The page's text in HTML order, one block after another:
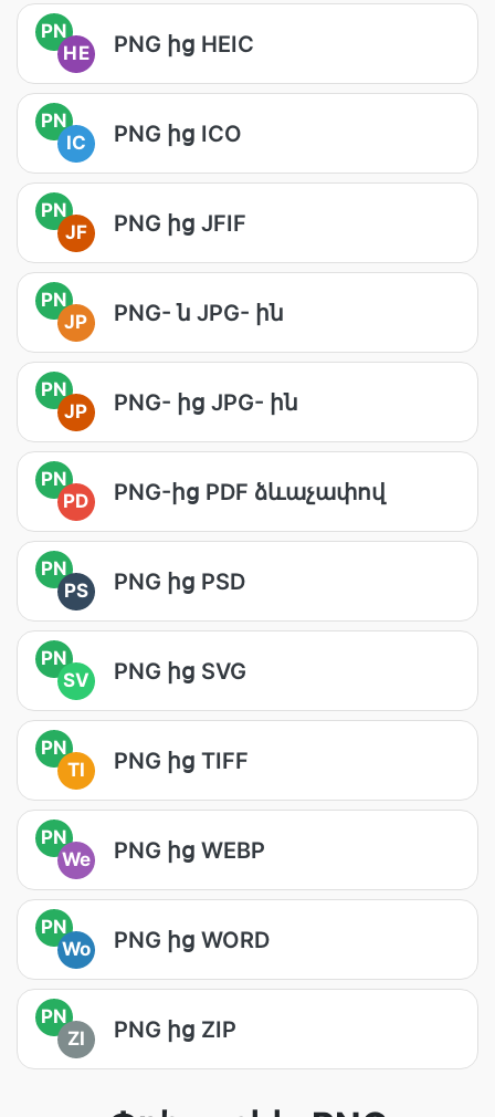
PN
HE
PNG ից HEIC
PN
IC
PNG ից ICO
PN
JF
PNG ից JFIF
PN
JP
PNG- ն JPG- ին
PN
JP
PNG- ից JPG- ին
PN
PD
PNG-ից PDF ձևաչափով
PN
PS
PNG ից PSD
PN
SV
PNG ից SVG
PN
TI
PNG ից TIFF
PN
We
PNG ից WEBP
PN
Wo
PNG ից WORD
PN
ZI
PNG ից ZIP